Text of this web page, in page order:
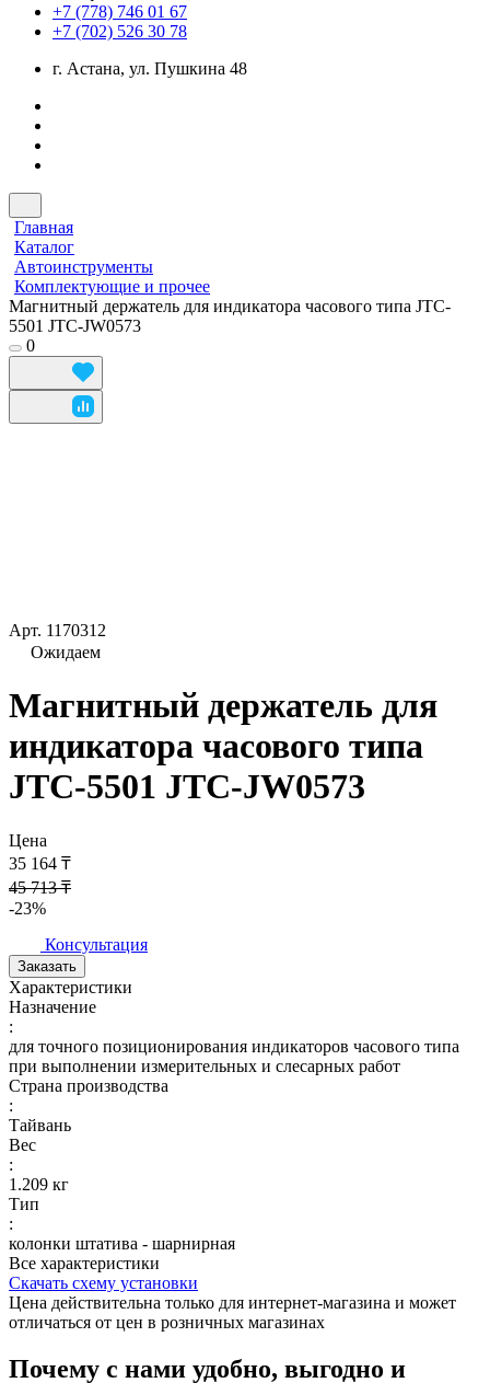
+7 (778) 746 01 67
+7 (702) 526 30 78
г. Астана, ул. Пушкина 48
Главная
Каталог
Автоинструменты
Комплектующие и прочее
Магнитный держатель для индикатора часового типа JTC-
5501 JTC-JW0573
0
Арт. 1170312
Ожидаем
Магнитный держатель для
индикатора часового типа
JTC-5501 JTC-JW0573
Цена
35 164 ₸
45 713 ₸
-23%
Консультация
Заказать
Характеристики
Назначение
:
для точного позиционирования индикаторов часового типа
при выполнении измерительных и слесарных работ
Страна производства
:
Тайвань
Вес
:
1.209 кг
Тип
:
колонки штатива - шарнирная
Все характеристики
Скачать схему установки
Цена действительна только для интернет-магазина и может
отличаться от цен в розничных магазинах
Почему с нами удобно, выгодно и